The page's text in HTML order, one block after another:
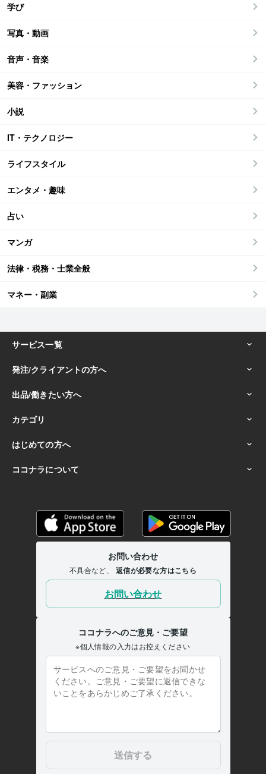
学び
写真・動画
音声・音楽
美容・ファッション
小説
IT・テクノロジー
ライフスタイル
エンタメ・趣味
占い
マンガ
法律・税務・士業全般
マネー・副業